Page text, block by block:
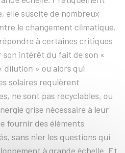
elle suscite de nombreux
le changement climatique.
à certaines critiques
intérêt du fait de son «
dilution » ou alors qui
solaires requièrent
ne sont pas recyclables, ou
grise nécessaire à leur
fournir des éléments
sans nier les questions qui
à grande échelle. Et